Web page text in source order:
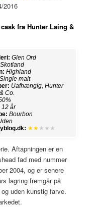
2016
fra Hunter Laing &
Glen Ord
Skotland
Highland
Single malt
Uafhængig, Hunter
Co.
12 år
Bourbon
★★ ★★★
Aftapningen er en
fad med nummer
2004, og er senere
lagring fremgår på
uden kunstig farve.